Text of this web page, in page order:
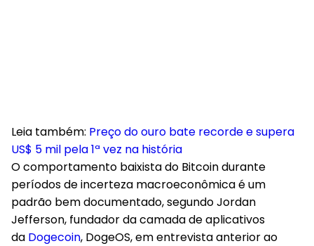
Leia também: Preço do ouro bate recorde e supera
US$ 5 mil pela 1ª vez na história
O comportamento baixista do Bitcoin durante
períodos de incerteza macroeconômica é um
padrão bem documentado, segundo Jordan
Jefferson, fundador da camada de aplicativos
da Dogecoin, DogeOS, em entrevista anterior ao